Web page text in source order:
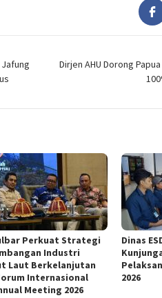
Dirjen AHU Dorong
Perkuat Strategi
Industri
Laut Berkelanjutan
Internasional
Meeting 2026
Dinas
2026